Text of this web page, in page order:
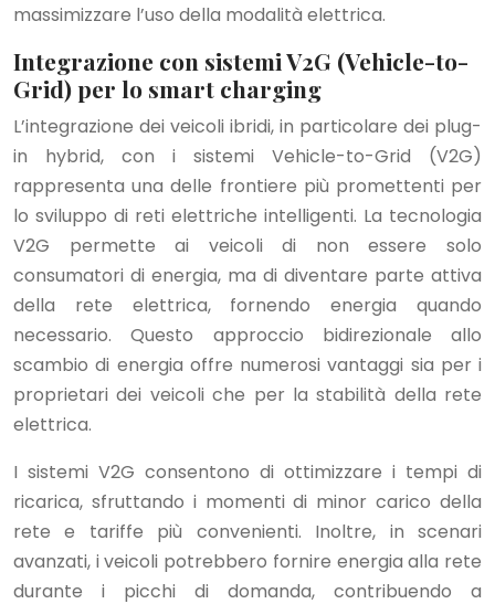
massimizzare l’uso della modalità elettrica.
Integrazione con sistemi V2G (Vehicle-to-
Grid) per lo smart charging
L’integrazione dei veicoli ibridi, in particolare dei plug-
in hybrid, con i sistemi Vehicle-to-Grid (V2G)
rappresenta una delle frontiere più promettenti per
lo sviluppo di reti elettriche intelligenti. La tecnologia
V2G permette ai veicoli di non essere solo
consumatori di energia, ma di diventare parte attiva
della rete elettrica, fornendo energia quando
necessario. Questo approccio bidirezionale allo
scambio di energia offre numerosi vantaggi sia per i
proprietari dei veicoli che per la stabilità della rete
elettrica.
I sistemi V2G consentono di ottimizzare i tempi di
ricarica, sfruttando i momenti di minor carico della
rete e tariffe più convenienti. Inoltre, in scenari
avanzati, i veicoli potrebbero fornire energia alla rete
durante i picchi di domanda, contribuendo a